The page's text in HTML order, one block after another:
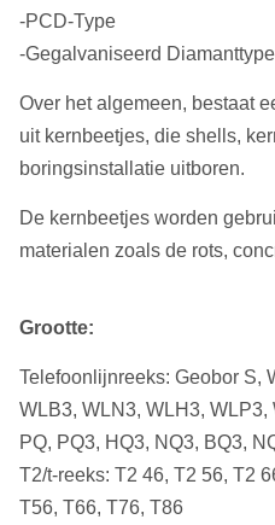
-PCD-Type
-Gegalvaniseerd Diamanttype
Over het algemeen, bestaat
uit kernbeetjes, die shells,
boringsinstallatie uitboren.
De kernbeetjes worden
materialen zoals de rots,
Grootte:
Telefoonlijnreeks: Geobor S,
WLB3, WLN3, WLH3, WLP3,
PQ, PQ3, HQ3, NQ3, BQ3,
T2/t-reeks: T2 46, T2 56, T2
T56, T66, T76, T86